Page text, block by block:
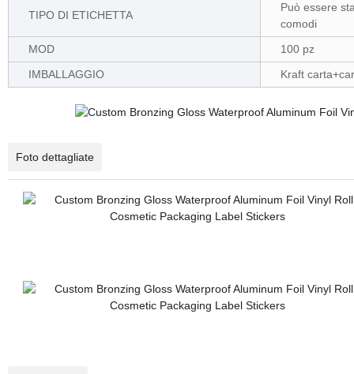
TIPO DI ETICHETTA
Può essere
comodi
MOD
100 pz
IMBALLAGGIO
Kraft
Foto dettagliate